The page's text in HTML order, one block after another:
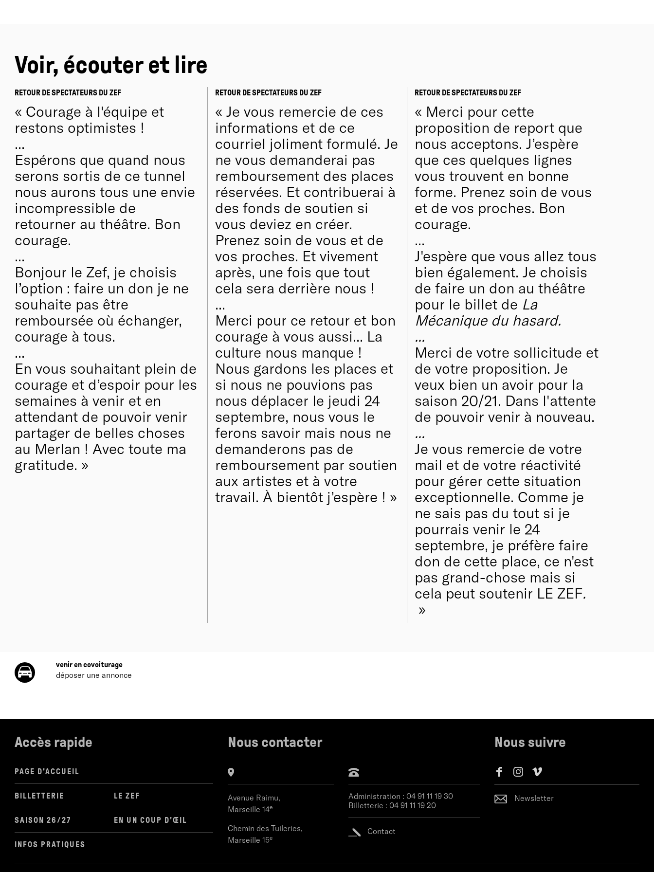
Voir, écouter et lire
RETOUR DE SPECTATEURS DU ZEF
Courage à l'équipe et
restons optimistes !
...
Espérons que quand nous
serons sortis de ce tunnel
nous aurons tous une envie
incompressible de
retourner au théâtre. Bon
courage.
...
Bonjour le Zef, je choisis
l’option : faire un don je ne
souhaite pas être
remboursée où échanger,
courage à tous.
...
En vous souhaitant plein de
courage et d’espoir pour les
semaines à venir et en
attendant de pouvoir venir
partager de belles choses
au Merlan ! Avec toute ma
gratitude.
RETOUR DE SPECTATEURS DU ZEF
Je vous remercie de ces
informations et de ce
courriel joliment formulé. Je
ne vous demanderai pas
remboursement des places
réservées. Et contribuerai à
des fonds de soutien si
vous deviez en créer.
Prenez soin de vous et de
vos proches. Et vivement
après, une fois que tout
cela sera derrière nous !
...
Merci pour ce retour et bon
courage à vous aussi... La
culture nous manque !
Nous gardons les places et
si nous ne pouvions pas
nous déplacer le jeudi 24
septembre, nous vous le
ferons savoir mais nous ne
demanderons pas de
remboursement par soutien
aux artistes et à votre
travail. À bientôt j’espère !
RETOUR DE SPECTATEURS DU ZEF
Merci pour cette
proposition de report que
nous acceptons. J’espère
que ces quelques lignes
vous trouvent en bonne
forme. Prenez soin de vous
et de vos proches. Bon
courage.
...
J'espère que vous allez tous
bien également. Je choisis
de faire un don au théâtre
pour le billet de La
Mécanique du hasard.
...
Merci de votre sollicitude et
de votre proposition. Je
veux bien un avoir pour la
saison 20/21. Dans l'attente
de pouvoir venir à nouveau.
...
Je vous remercie de votre
mail et de votre réactivité
pour gérer cette situation
exceptionnelle. Comme je
ne sais pas du tout si je
pourrais venir le 24
septembre, je préfère faire
don de cette place, ce n'est
pas grand-chose mais si
cela peut soutenir LE ZEF.
venir en covoiturage
déposer une annonce
Accès rapide
PAGE D'ACCUEIL
BILLETTERIE LE ZEF
SAISON 26/27 EN UN COUP D'ŒIL
INFOS PRATIQUES
Nous contacter
Avenue Raimu,
Marseille 14e
Chemin des Tuileries,
Marseille 15e
Administration : 04 91 11 19 30
Billetterie : 04 91 11 19 20
Contact
Nous suivre
Newsletter